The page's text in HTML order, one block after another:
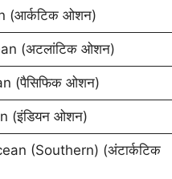
(आर्कटिक ओशन)
(अटलांटिक ओशन)
(पैसिफिक ओशन)
(इंडियन ओशन)
(Southern) (अंटार्कटिक